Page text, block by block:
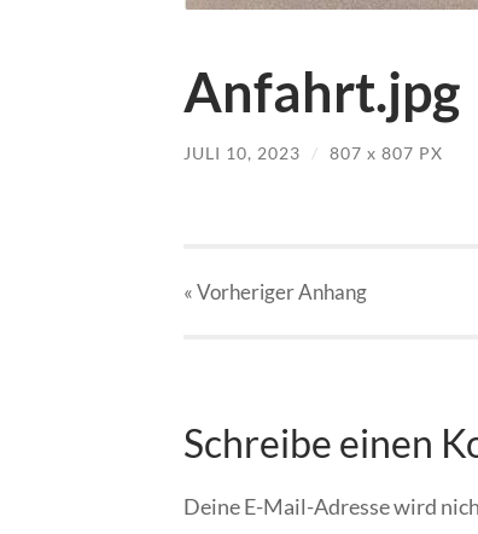
Anfahrt.jpg
JULI 10, 2023 / 807 x 807 PX
« VorherigerAnhang
Schreibe einen
Deine E-Mail-Adresse wird